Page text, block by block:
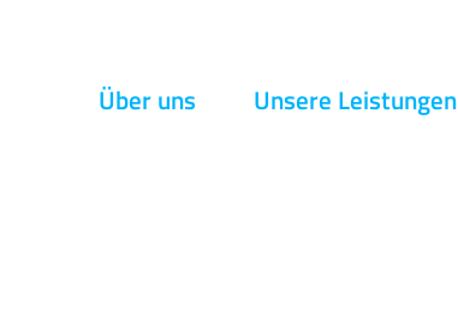
Navigation
überspringen
Über uns Unsere Leistungen